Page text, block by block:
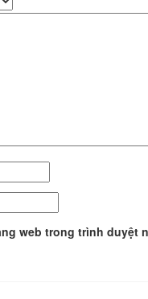
web trong trình duyệt